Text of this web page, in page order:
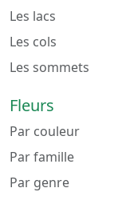
Les lacs
Les cols
Les sommets
Fleurs
Par couleur
Par famille
Par genre